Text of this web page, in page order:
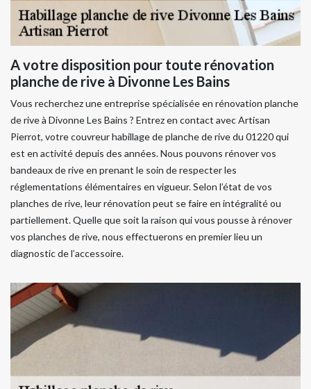
A votre disposition pour toute rénovation
planche de rive à Divonne Les Bains
Vous recherchez une entreprise spécialisée en rénovation planche
de rive à Divonne Les Bains ? Entrez en contact avec Artisan
Pierrot, votre couvreur habillage de planche de rive du 01220 qui
est en activité depuis des années. Nous pouvons rénover vos
bandeaux de rive en prenant le soin de respecter les
réglementations élémentaires en vigueur. Selon l’état de vos
planches de rive, leur rénovation peut se faire en intégralité ou
partiellement. Quelle que soit la raison qui vous pousse à rénover
vos planches de rive, nous effectuerons en premier lieu un
diagnostic de l’accessoire.